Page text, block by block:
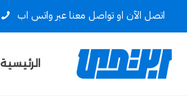
اتصل الآن او تواصل معنا عبر واتس اب
الرئيسية